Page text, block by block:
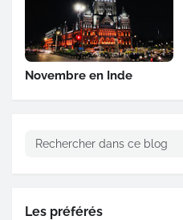
Novembre en Inde
Les préférés